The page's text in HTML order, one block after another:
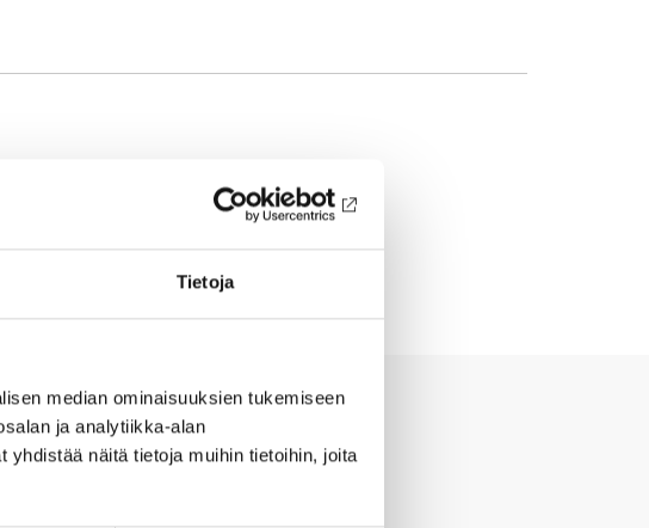
Tietoja
median ominaisuuksien tukemiseen
ja analytiikka-alan
näitä tietoja muihin tietoihin, joita